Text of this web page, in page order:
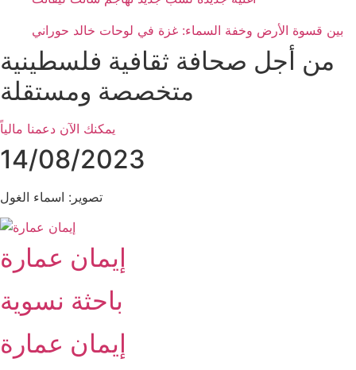
بين قسوة الأرض وخفة السماء: غزة في لوحات خالد حوراني
من أجل صحافة ثقافية فلسطينية
متخصصة ومستقلة
يمكنك الآن دعمنا مالياً
14/08/2023
تصوير: اسماء الغول
إيمان عمارة
باحثة نسوية
إيمان عمارة